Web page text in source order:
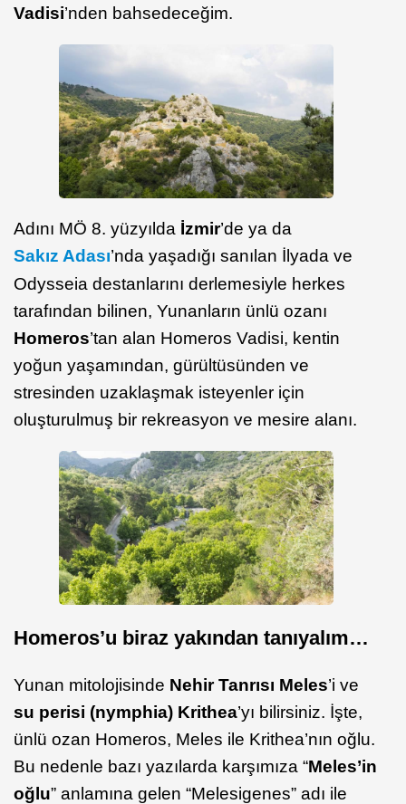
Vadisi’nden bahsedeceğim.
Adını MÖ 8. yüzyılda İzmir’de ya da
Sakız Adası’nda yaşadığı sanılan İlyada ve
Odysseia destanlarını derlemesiyle herkes
tarafından bilinen, Yunanların ünlü ozanı
Homeros’tan alan Homeros Vadisi, kentin
yoğun yaşamından, gürültüsünden ve
stresinden uzaklaşmak isteyenler için
oluşturulmuş bir rekreasyon ve mesire alanı.
Homeros’u biraz yakından tanıyalım…
Yunan mitolojisinde Nehir Tanrısı Meles’i ve
su perisi (nymphia) Krithea’yı bilirsiniz. İşte,
ünlü ozan Homeros, Meles ile Krithea’nın oğlu.
Bu nedenle bazı yazılarda karşımıza “Meles’in
oğlu” anlamına gelen “Melesigenes” adı ile